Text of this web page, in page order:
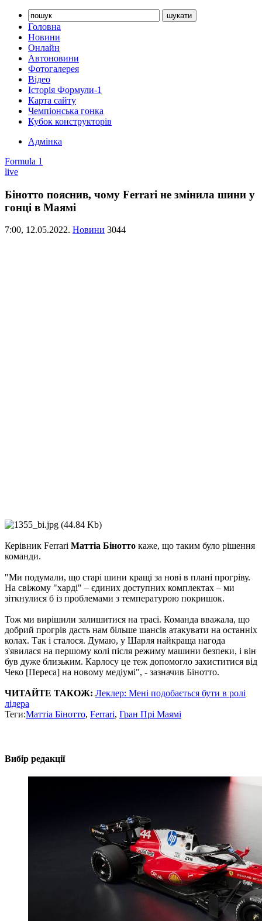
Головна
Новини
Онлайн
Автоновини
Фотогалерея
Відео
Історія Формули-1
Карта сайту
Чемпіонська гонка
Кубок конструкторів
Адмінка
Formula 1
live
Бінотто пояснив, чому Ferrari не змінила шини у
гонці в Маямі
7:00, 12.05.2022. Новини 3044
Керівник Ferrari Маттіа Бінотто каже, що таким було рішення
команди.
"Ми подумали, що старі шини кращі за нові в плані прогріву.
На свіжому "харді" – єдиних доступних комплектах – ми
зіткнулися б із проблемами з температурою покришок.
Тож ми вирішили залишитися на трасі. Команда вважала, що
добрий прогрів дасть нам більше шансів атакувати на останніх
колах. Так і сталося. Думаю, у Шарля найкраща нагода
з'явилася на першому колі після режиму машини безпеки, і він
був дуже близьким. Карлосу це теж допомогло захиститися від
Чеко [Переса] на новому медіумі", - зазначив Бінотто.
ЧИТАЙТЕ ТАКОЖ: Леклер: Мені подобається бути в ролі
лідера
Теги:Маттіа Бінотто, Ferrari, Гран Прі Маямі
Вибір редакції